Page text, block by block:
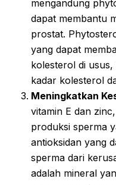
mengandung
dapat membantu
prostat.
yang dapat
kolesterol di
kadar kolesterol
Meningkatkan
vitamin E dan
produksi sperma
antioksidan yang
sperma dari
adalah mineral